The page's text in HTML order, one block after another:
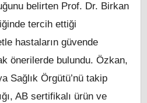
belirten Prof. Dr. Birkan
tercih ettiği
hastaların güvende
önerilerde bulundu. Özkan,
Sağlık Örgütü’nü takip
AB sertifikalı ürün ve